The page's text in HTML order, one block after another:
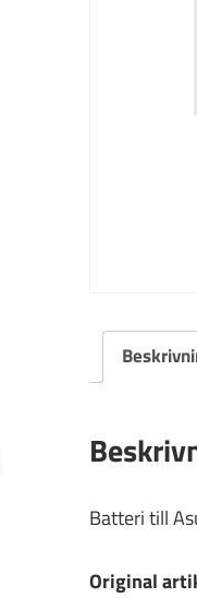
Batteri till
Original